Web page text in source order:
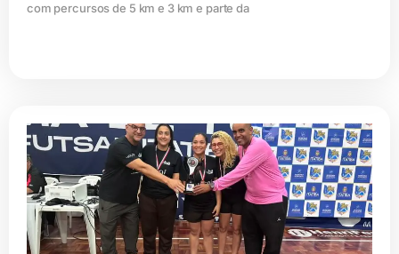
com percursos de 5 km e 3 km e parte da